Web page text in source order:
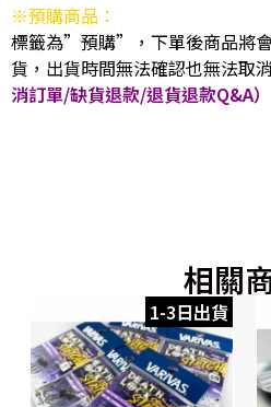
※預購商品：
標籤為”預購”，下單後商品將
貨，出貨時間無法確認也無法取
消訂單/缺貨退款/退貨退款Q&A）
相關
1-3日出貨